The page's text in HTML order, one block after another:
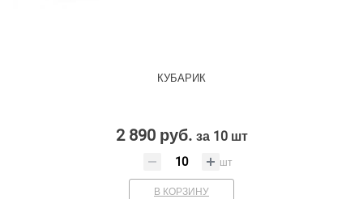
КУБАРИК
2 890 руб. за 10 шт
шт
В КОРЗИНУ